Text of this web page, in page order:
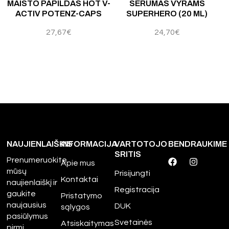
MAISTO PAPILDAS HOT V-
ACTIV POTENZ-CAPS
27,67€
SERUMAS VYRAMS
SUPERHERO (20 ML)
24,70€
NAUJIENLAIŠKIS
Prenumeruokite
mūsų
naujienlaiškį ir
gaukite
naujausius
pasiūlymus
INFORMACIJA
Apie mus
Kontaktai
Pristatymo
sąlygos
Atsiskaitymas
VARTOTOJO
SRITIS
Prisijungti
Registracija
DUK
Svetainės
BENDRAUKIME